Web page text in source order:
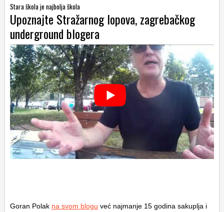
Stara škola je najbolja škola
Upoznajte Stražarnog lopova, zagrebačkog
underground blogera
Goran Polak na svom blogu već najmanje 15 godina sakuplja i